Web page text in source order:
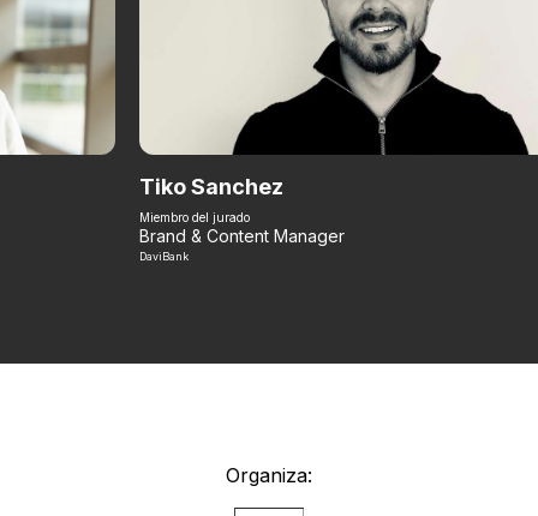
Tiko Sanchez
Miembro del jurado
Brand & Content Manager
DaviBank
Organiza: